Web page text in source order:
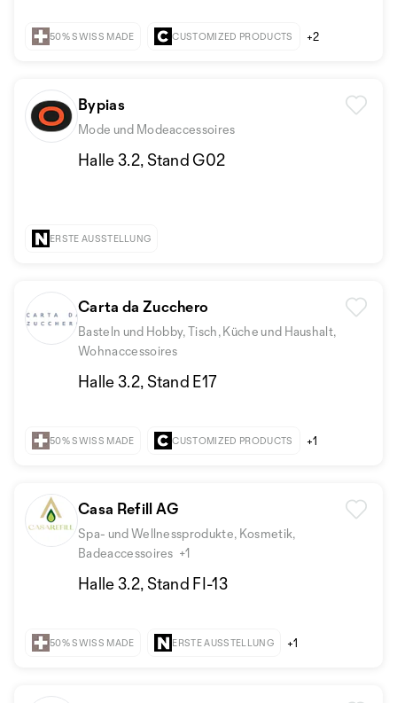
50% SWISS MADE CUSTOMIZED PRODUCTS +2
Bypias
Mode und Modeaccessoires
Halle 3.2, Stand G02
ERSTE AUSSTELLUNG
Carta da Zucchero
Basteln und Hobby, Tisch, Küche und Haushalt,
Wohnaccessoires
Halle 3.2, Stand E17
50% SWISS MADE CUSTOMIZED PRODUCTS +1
Casa Refill AG
Spa- und Wellnessprodukte, Kosmetik,
Badeaccessoires +1
Halle 3.2, Stand FI-13
50% SWISS MADE ERSTE AUSSTELLUNG +1